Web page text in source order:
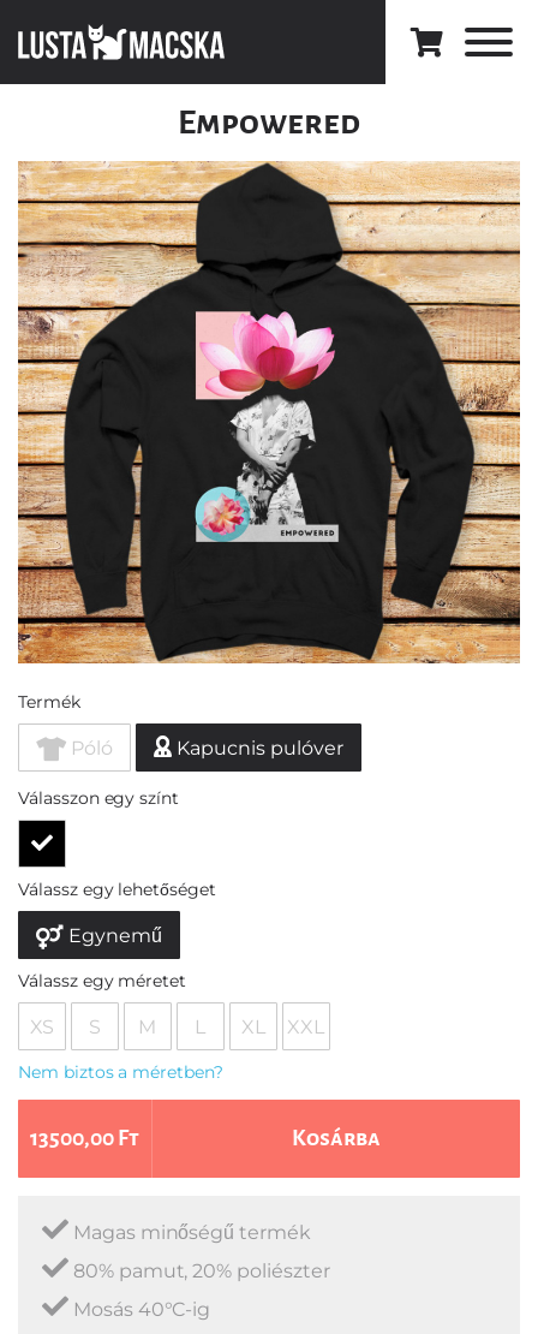
Empowered
Termék
Póló Kapucnis pulóver
Válasszon egy színt
Válassz egy lehetőséget
Egynemű
Válassz egy méretet
XS S M L XL XXL
Nem biztos a méretben?
13500,00 Ft Kosárba
Magas minőségű termék
80% pamut, 20% poliészter
Mosás 40°C-ig